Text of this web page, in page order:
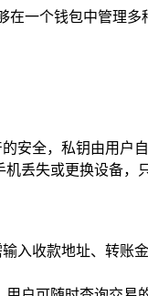
一个钱包中管理
安全，私钥由用户
丢失或更换设备
入收款地址、转